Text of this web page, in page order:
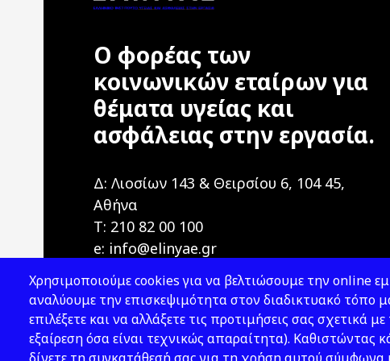
Ο φορέας των
κοινωνικών εταίρων για
θέματα υγείας και
ασφάλειας στην εργασία.
Δ: Λιοσίων 143 & Θειρσίου 6, 104 45,
Αθήνα
T: 210 82 00 100
e: info@elinyae.gr
Χρησιμοποιούμε cookies για να βελτιώσουμε την online
αναλύουμε την επισκεψιμότητα στον διαδικτυακό τόπο
επιλέξετε και να αλλάξετε τις προτιμήσεις σας σχετικά
εξαίρεση όσα είναι τεχνικώς απαραίτητα). Καθιστώντας